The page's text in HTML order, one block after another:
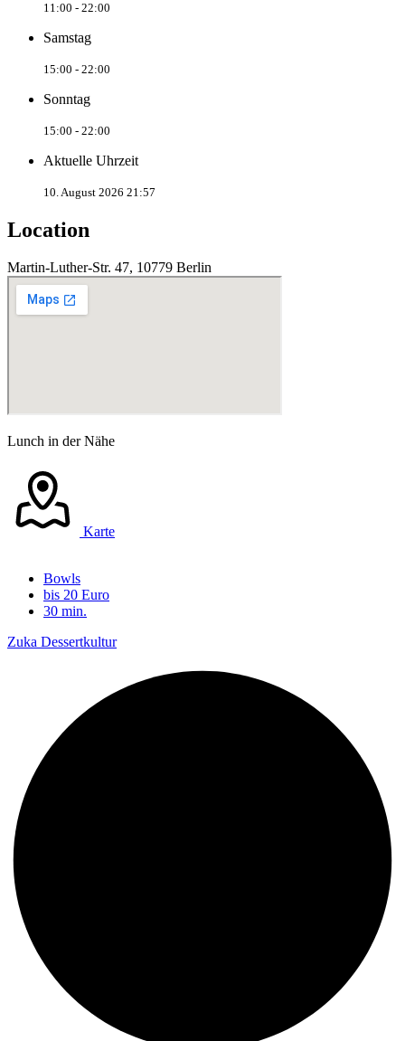
11:00 - 22:00
Samstag
15:00 - 22:00
Sonntag
15:00 - 22:00
Aktuelle Uhrzeit
10. August 2026 21:57
Location
Martin-Luther-Str. 47, 10779 Berlin
Lunch in der Nähe
Karte
Bowls
bis 20 Euro
30 min.
Zuka Dessertkultur